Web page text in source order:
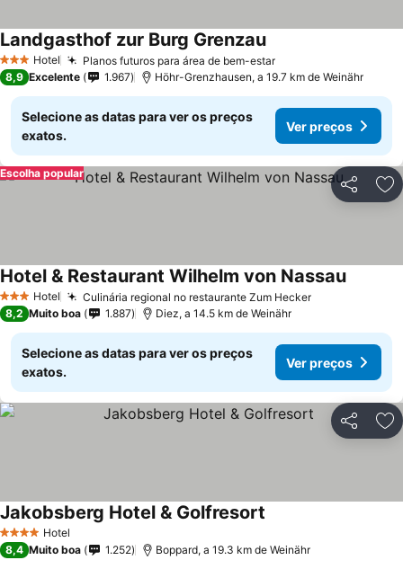
3 EstrelasHotel Planos futuros para área de bem-estar
Landgasthof zur Burg Grenzau
8,9 Excelente 1.967 Höhr-Grenzhausen, a 19.7 km de Weinähr
Selecione as datas para ver os preços
exatos.
Ver preços
Partilhar
Escolha popular
3 EstrelasHotel Culinária regional no restaurante Zum Hecker
Hotel & Restaurant Wilhelm von Nassau
8,2 Muito boa 1.887 Diez, a 14.5 km de Weinähr
Selecione as datas para ver os preços
exatos.
Ver preços
Partilhar
4 EstrelasHotel
Jakobsberg Hotel & Golfresort
8,4 Muito boa 1.252 Boppard, a 19.3 km de Weinähr